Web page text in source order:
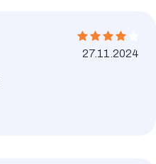
27.11.2024